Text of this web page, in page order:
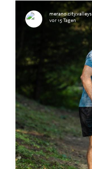
merano.city.valleys
vor 15 Tagen